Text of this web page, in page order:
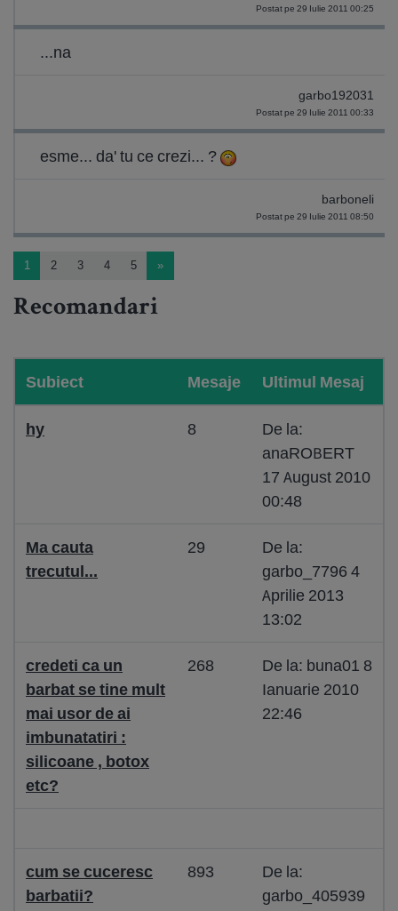
Postat pe 29 Iulie 2011 00:25
...na
garbo192031
Postat pe 29 Iulie 2011 00:33
esme... da' tu ce crezi... ?
barboneli
Postat pe 29 Iulie 2011 08:50
1 2 3 4 5 »
Recomandari
Subiect Mesaje Ultimul Mesaj
hy 8
De la:
anaROBERT
17 August 2010
00:48
Ma cauta
trecutul...
29
De la:
garbo_7796 4
Aprilie 2013
13:02
credeti ca un
barbat se tine mult
mai usor de ai
imbunatatiri :
silicoane , botox
etc?
268
De la: buna01 8
Ianuarie 2010
22:46
cum se cuceresc
barbatii?
893
De la:
garbo_405939